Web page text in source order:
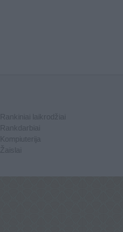
Kompiuterija
Žaislai